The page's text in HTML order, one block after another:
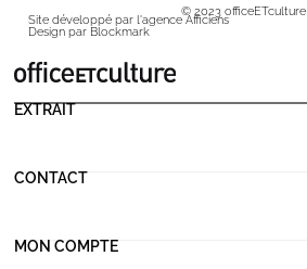
© 2023 officeETculture
Site développé par l'agence Afficiens
Design par Blockmark
EXTRAIT
CONTACT
MON COMPTE